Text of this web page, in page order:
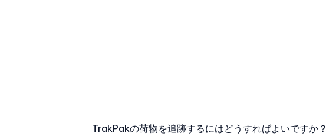
TrakPakの荷物を追跡するにはどうすればよいですか？